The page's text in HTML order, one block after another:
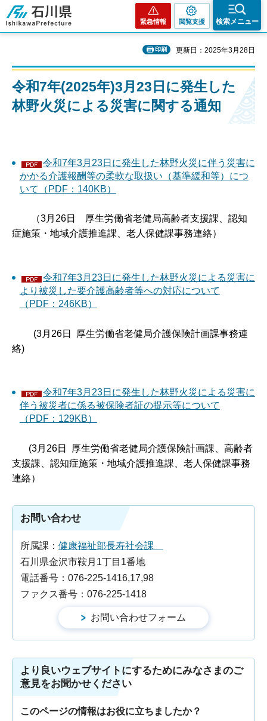
石川県
緊急情報 閲覧支援 検索メニュー
印刷 更新日：2025年3月28日
令和7年(2025年)3月23日に発生した
林野火災による災害に関する通知
令和7年3月23日に発生した林野火災に伴う災害に
かかる介護報酬等の柔軟な取扱い（基準緩和等）につ
いて（PDF：140KB）
（3月26日 厚生労働省老健局高齢者支援課、認知
症施策・地域介護推進課、老人保健課事務連絡）
令和7年3月23日に発生した林野火災による災害に
より被災した要介護高齢者等への対応について
（PDF：246KB）
(3月26日 厚生労働省老健局介護保険計画課事務連
絡)
令和7年3月23日に発生した林野火災による災害に
伴う被災者に係る被保険者証の提示等について
（PDF：129KB）
(3月26日 厚生労働省老健局介護保険計画課、高齢者
支援課、認知症施策・地域介護推進課、老人保健課事務
連絡）
お問い合わせ
所属課： 健康福祉部長寿社会課
石川県金沢市鞍月1丁目1番地
電話番号：076-225-1416,17,98
ファクス番号：076-225-1418
より良いウェブサイトにするためにみなさまのご
意見をお聞かせください
このページの情報はお役に立ちましたか？